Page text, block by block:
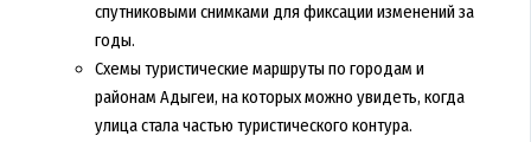
спутниковыми снимками для фиксации изменений за
годы.
Схемы туристические маршруты по городам и
районам Адыгеи, на которых можно увидеть, когда
улица стала частью туристического контура.